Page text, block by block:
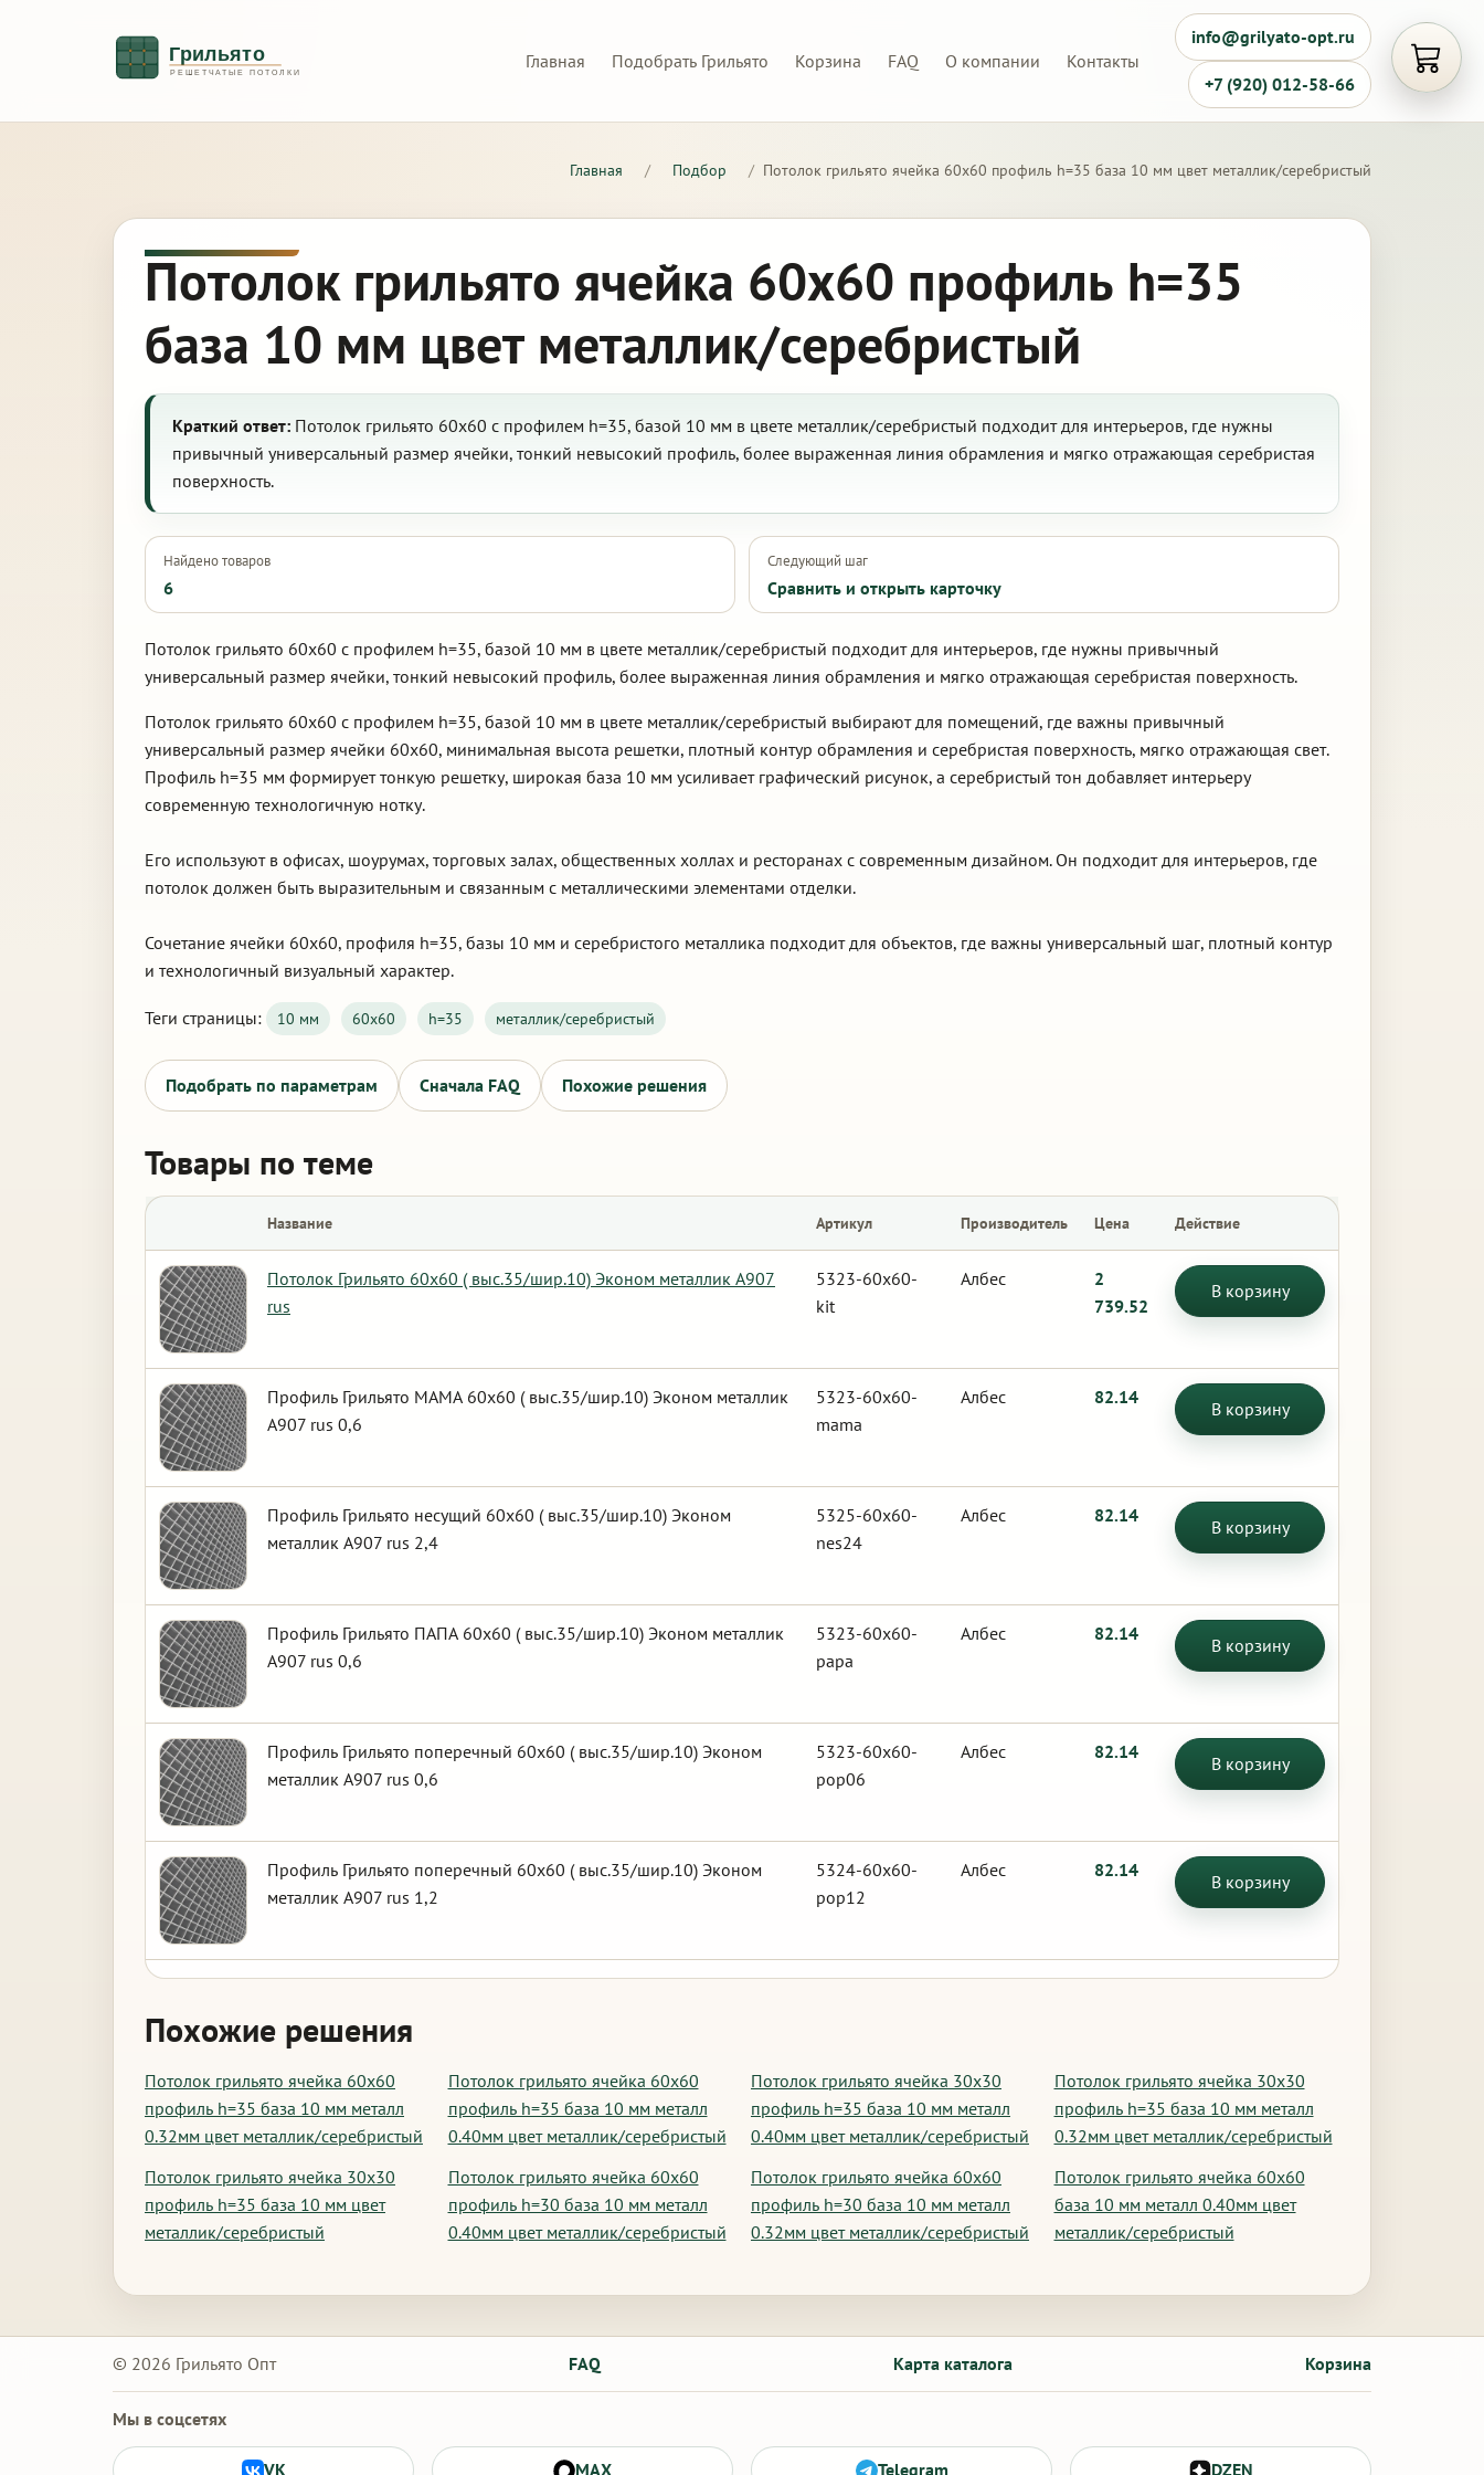
Главная Подобрать Грильято Корзина FAQ О компании Контакты
info@grilyato-opt.ru
+7 (920) 012-58-66
Главная / Подбор / Потолок грильято ячейка 60х60 профиль h=35 база 10 мм цвет металлик/серебристый
Потолок грильято ячейка 60х60 профиль h=35
база 10 мм цвет металлик/серебристый
Краткий ответ: Потолок грильято 60х60 с профилем h=35, базой 10 мм в цвете металлик/серебристый подходит для интерьеров, где нужны
привычный универсальный размер ячейки, тонкий невысокий профиль, более выраженная линия обрамления и мягко отражающая серебристая
поверхность.
Найдено товаров
6
Следующий шаг
Сравнить и открыть карточку
Потолок грильято 60х60 с профилем h=35, базой 10 мм в цвете металлик/серебристый подходит для интерьеров, где нужны привычный
универсальный размер ячейки, тонкий невысокий профиль, более выраженная линия обрамления и мягко отражающая серебристая поверхность.
Потолок грильято 60х60 с профилем h=35, базой 10 мм в цвете металлик/серебристый выбирают для помещений, где важны привычный
универсальный размер ячейки 60х60, минимальная высота решетки, плотный контур обрамления и серебристая поверхность, мягко отражающая свет.
Профиль h=35 мм формирует тонкую решетку, широкая база 10 мм усиливает графический рисунок, а серебристый тон добавляет интерьеру
современную технологичную нотку.
Его используют в офисах, шоурумах, торговых залах, общественных холлах и ресторанах с современным дизайном. Он подходит для интерьеров, где
потолок должен быть выразительным и связанным с металлическими элементами отделки.
Сочетание ячейки 60х60, профиля h=35, базы 10 мм и серебристого металлика подходит для объектов, где важны универсальный шаг, плотный контур
и технологичный визуальный характер.
Теги страницы: 10 мм 60х60 h=35 металлик/серебристый
Подобрать по параметрам Сначала FAQ Похожие решения
Товары по теме
Название Артикул Производитель Цена Действие
Потолок Грильято 60х60 ( выс.35/шир.10) Эконом металлик А907
rus
5323-60x60-
kit
Албес
2
739.52
В корзину
Профиль Грильято МАМА 60х60 ( выс.35/шир.10) Эконом металлик
А907 rus 0,6
5323-60x60-
mama
Албес 82.14
В корзину
Профиль Грильято несущий 60х60 ( выс.35/шир.10) Эконом
металлик А907 rus 2,4
5325-60x60-
nes24
Албес 82.14
В корзину
Профиль Грильято ПАПА 60х60 ( выс.35/шир.10) Эконом металлик
А907 rus 0,6
5323-60x60-
papa
Албес 82.14
В корзину
Профиль Грильято поперечный 60х60 ( выс.35/шир.10) Эконом
металлик А907 rus 0,6
5323-60x60-
pop06
Албес 82.14
В корзину
Профиль Грильято поперечный 60х60 ( выс.35/шир.10) Эконом
металлик А907 rus 1,2
5324-60x60-
pop12
Албес 82.14
В корзину
Похожие решения
Потолок грильято ячейка 60х60
профиль h=35 база 10 мм металл
0.32мм цвет металлик/серебристый
Потолок грильято ячейка 60х60
профиль h=35 база 10 мм металл
0.40мм цвет металлик/серебристый
Потолок грильято ячейка 30х30
профиль h=35 база 10 мм металл
0.40мм цвет металлик/серебристый
Потолок грильято ячейка 30х30
профиль h=35 база 10 мм металл
0.32мм цвет металлик/серебристый
Потолок грильято ячейка 30х30
профиль h=35 база 10 мм цвет
металлик/серебристый
Потолок грильято ячейка 60х60
профиль h=30 база 10 мм металл
0.40мм цвет металлик/серебристый
Потолок грильято ячейка 60х60
профиль h=30 база 10 мм металл
0.32мм цвет металлик/серебристый
Потолок грильято ячейка 60х60
база 10 мм металл 0.40мм цвет
металлик/серебристый
© 2026 Грильято Опт FAQ Карта каталога Корзина
Мы в соцсетях
VK MAX Telegram DZEN
Открыть